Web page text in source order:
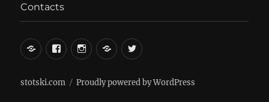
Contacts
вКонтакте
FacebookInstagramLiveJournal
Twitter
stotski.com Proudly powered by WordPress